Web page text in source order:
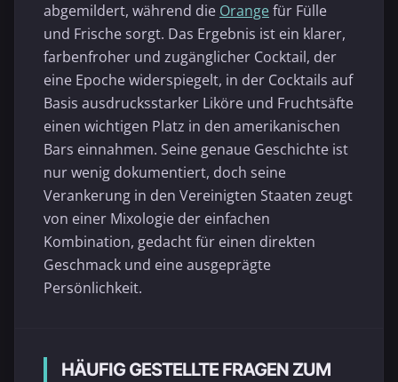
abgemildert, während die Orangefür Fülle
und Frische sorgt. Das Ergebnis ist ein klarer,
farbenfroher und zugänglicher Cocktail, der
eine Epoche widerspiegelt, in der Cocktails auf
Basis ausdrucksstarker Liköre und Fruchtsäfte
einen wichtigen Platz in den amerikanischen
Bars einnahmen. Seine genaue Geschichte ist
nur wenig dokumentiert, doch seine
Verankerung in den Vereinigten Staaten zeugt
von einer Mixologie der einfachen
Kombination, gedacht für einen direkten
Geschmack und eine ausgeprägte
Persönlichkeit.
HÄUFIG GESTELLTE FRAGEN ZUM